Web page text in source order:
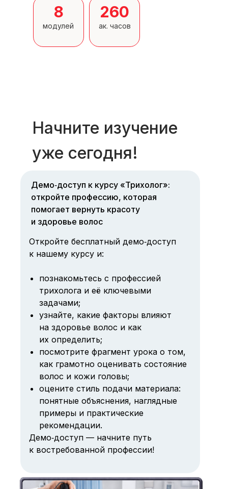
8
ак. часов
модулей
260
Начните изучение
уже сегодня!
Демо‑доступ к курсу «Трихолог»:
откройте профессию, которая
помогает вернуть красоту
и здоровье волос
Откройте бесплатный демо‑доступ
к нашему курсу и:
познакомьтесь с профессией
трихолога и её ключевыми
задачами;
узнайте, какие факторы влияют
на здоровье волос и как
их определить;
посмотрите фрагмент урока о том,
как грамотно оценивать состояние
волос и кожи головы;
оцените стиль подачи материала:
понятные объяснения, наглядные
примеры и практические
рекомендации.
Демо‑доступ — начните путь
к востребованной профессии!